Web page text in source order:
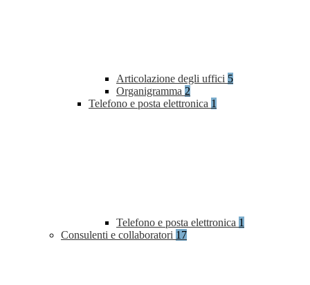
Articolazione degli uffici 5
Organigramma 2
Telefono e posta elettronica 1
Telefono e posta elettronica 1
Consulenti e collaboratori 17